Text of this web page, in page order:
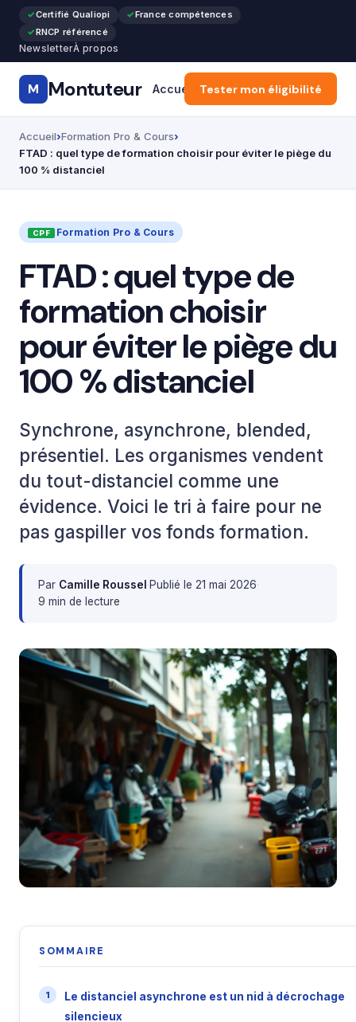
Certifié Qualiopi
France compétences
RNCP référencé
NewsletterÀ propos
M Montuteur Accueil CPF & Compte Formation
Tester mon éligibilité
Accueil Formation Pro & Cours
FTAD : quel type de formation choisir pour éviter le piège du
100 % distanciel
Formation Pro & Cours
FTAD : quel type de
formation choisir
pour éviter le piège du
100 % distanciel
Synchrone, asynchrone, blended,
présentiel. Les organismes vendent
du tout-distanciel comme une
évidence. Voici le tri à faire pour ne
pas gaspiller vos fonds formation.
Par Camille Roussel·Publié le 21 mai 2026·
9 min de lecture
SOMMAIRE
Le distanciel asynchrone est un nid à décrochage
silencieux